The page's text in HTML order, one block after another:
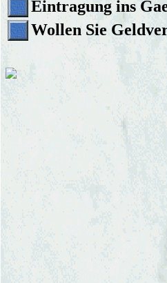
Eintragung ins
Wollen Sie